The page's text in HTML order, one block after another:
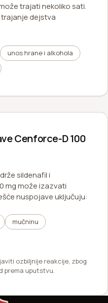
trajati nekoliko sati.
dejstva
unos hrane i alkohola
Cenforce-D 100
sildenafil i
mg može izazvati
nuspojave uključuju:
mučninu
ozbiljnije reakcije, zbog
prema uputstvu.